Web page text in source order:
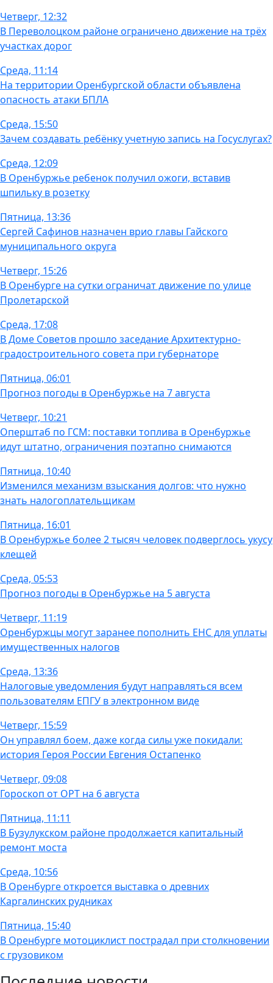
Четверг, 12:32
В Переволоцком районе ограничено движение на трёх
участках дорог
Среда, 11:14
На территории Оренбургской области объявлена
опасность атаки БПЛА
Среда, 15:50
Зачем создавать ребёнку учетную запись на Госуслугах?
Среда, 12:09
В Оренбуржье ребенок получил ожоги, вставив
шпильку в розетку
Пятница, 13:36
Сергей Сафинов назначен врио главы Гайского
муниципального округа
Четверг, 15:26
В Оренбурге на сутки ограничат движение по улице
Пролетарской
Среда, 17:08
В Доме Советов прошло заседание Архитектурно-
градостроительного совета при губернаторе
Пятница, 06:01
Прогноз погоды в Оренбуржье на 7 августа
Четверг, 10:21
Оперштаб по ГСМ: поставки топлива в Оренбуржье
идут штатно, ограничения поэтапно снимаются
Пятница, 10:40
Изменился механизм взыскания долгов: что нужно
знать налогоплательщикам
Пятница, 16:01
В Оренбуржье более 2 тысяч человек подверглось укусу
клещей
Среда, 05:53
Прогноз погоды в Оренбуржье на 5 августа
Четверг, 11:19
Оренбуржцы могут заранее пополнить ЕНС для уплаты
имущественных налогов
Среда, 13:36
Налоговые уведомления будут направляться всем
пользователям ЕПГУ в электронном виде
Четверг, 15:59
Он управлял боем, даже когда силы уже покидали:
история Героя России Евгения Остапенко
Четверг, 09:08
Гороскоп от ОРТ на 6 августа
Пятница, 11:11
В Бузулукском районе продолжается капитальный
ремонт моста
Среда, 10:56
В Оренбурге откроется выставка о древних
Каргалинских рудниках
Пятница, 15:40
В Оренбурге мотоциклист пострадал при столкновении
с грузовиком